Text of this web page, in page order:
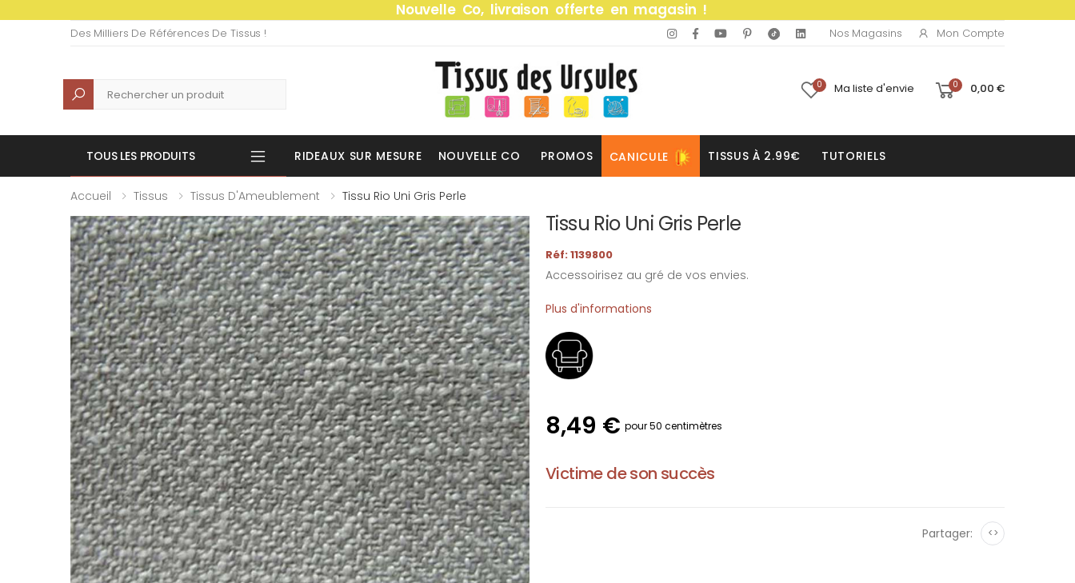
Nouvelle Co, livraison offerte en magasin !
Des Milliers De Références De Tissus ! Nos Magasins Mon Compte
Recherche 0 Ma liste d'envie 0 0,00 €
TOUS LES PRODUITS RIDEAUX SUR MESURE NOUVELLE CO PROMOS CANICULE TISSUS À 2.99€ TUTORIELS
Accueil Tissus Tissus D'Ameublement Tissu Rio Uni Gris Perle
Tissu Rio Uni Gris Perle
Réf: 1139800
Accessoirisez au gré de vos envies.
Plus d'informations
8,49 € pour 50 centimètres
Victime de son succès
Partager: <>